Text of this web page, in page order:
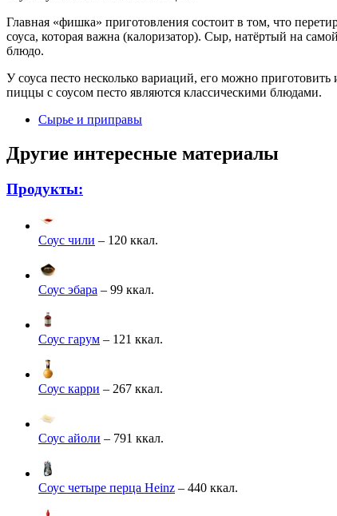
Главная «фишка» приготовления состоит в том, что
соуса, которая важна (калоризатор). Сыр, натёртый на
блюдо.
У соуса песто несколько вариаций, его можно приготовить
пиццы с соусом песто являются классическими блюдами.
Сырье и приправы
Другие интересные материалы
Продукты:
Соус чили – 120 ккал.
Соус эбара – 99 ккал.
Соус гарум – 121 ккал.
Соус карри – 267 ккал.
Соус айоли – 791 ккал.
Соус четыре перца Heinz – 440 ккал.